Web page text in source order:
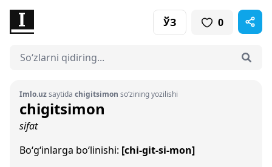
ЎЗ 0
Imlo.uzsaytida chigitsimon so‘zining yozilishi
chigitsimon
sifat
Bo‘g‘inlarga bo‘linishi: [chi-git-si-mon]